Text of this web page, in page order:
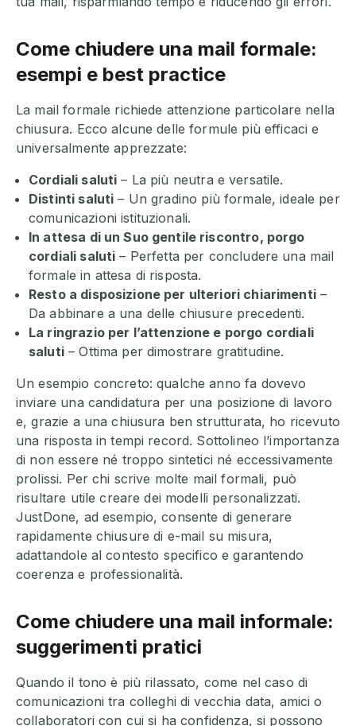
Come chiudere una mail formale:
esempi e best practice
La mail formale richiede attenzione particolare nella
chiusura. Ecco alcune delle formule più efficaci e
universalmente apprezzate:
Cordiali saluti – La più neutra e versatile.
Distinti saluti – Un gradino più formale, ideale per
comunicazioni istituzionali.
In attesa di un Suo gentile riscontro, porgo
cordiali saluti – Perfetta per concludere una mail
formale in attesa di risposta.
Resto a disposizione per ulteriori chiarimenti–
Da abbinare a una delle chiusure precedenti.
La ringrazio per l’attenzione e porgo cordiali
saluti– Ottima per dimostrare gratitudine.
Un esempio concreto: qualche anno fa dovevo
inviare una candidatura per una posizione di lavoro
e, grazie a una chiusura ben strutturata, ho ricevuto
una risposta in tempi record. Sottolineo l’importanza
di non essere né troppo sintetici né eccessivamente
prolissi. Per chi scrive molte mail formali, può
risultare utile creare dei modelli personalizzati.
JustDone, ad esempio, consente di generare
rapidamente chiusure di e-mail su misura,
adattandole al contesto specifico e garantendo
coerenza e professionalità.
Come chiudere una mail informale:
suggerimenti pratici
Quando il tono è più rilassato, come nel caso di
comunicazioni tra colleghi di vecchia data, amici o
collaboratori con cui si ha confidenza, si possono